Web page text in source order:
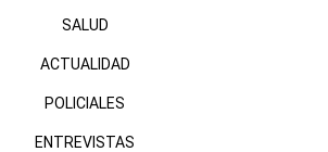
SALUD
ACTUALIDAD
POLICIALES
ENTREVISTAS